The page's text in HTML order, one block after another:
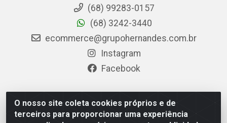
O nosso site coleta cookies próprios e de
terceiros para proporcionar uma experiência
(68) 99283-0157
(68) 3242-3440
ecommerce@grupohernandes.com.br
Instagram
Facebook
Hernandes - Atacado e Distribuições - Rodovia
Transacreana, 2155 - Floresta Sul, Rio Branco/AC - CEP